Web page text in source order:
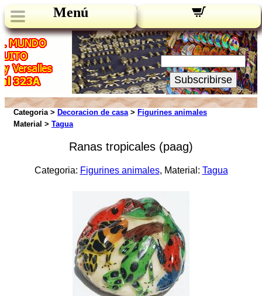
Menú
Novedades:
Su Email:
Subscribirse
Categoria > Decoracion de casa> Figurines animales
Material > Tagua
Ranas tropicales (paag)
Categoria: Figurines animales, Material: Tagua